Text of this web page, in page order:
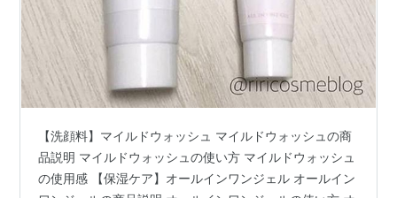
【洗顔料】マイルドウォッシュ マイルドウォッシュの商
品説明 マイルドウォッシュの使い方 マイルドウォッシュ
の使用感 【保湿ケア】オールインワンジェル オールイン